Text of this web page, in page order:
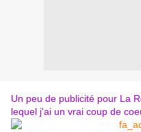
Un peu de publicité pour La
lequel j'ai un vrai coup de